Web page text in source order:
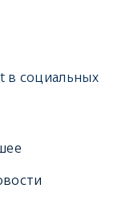
в социальных